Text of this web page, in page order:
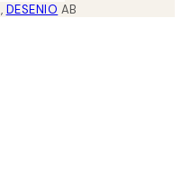
, DESENIO AB